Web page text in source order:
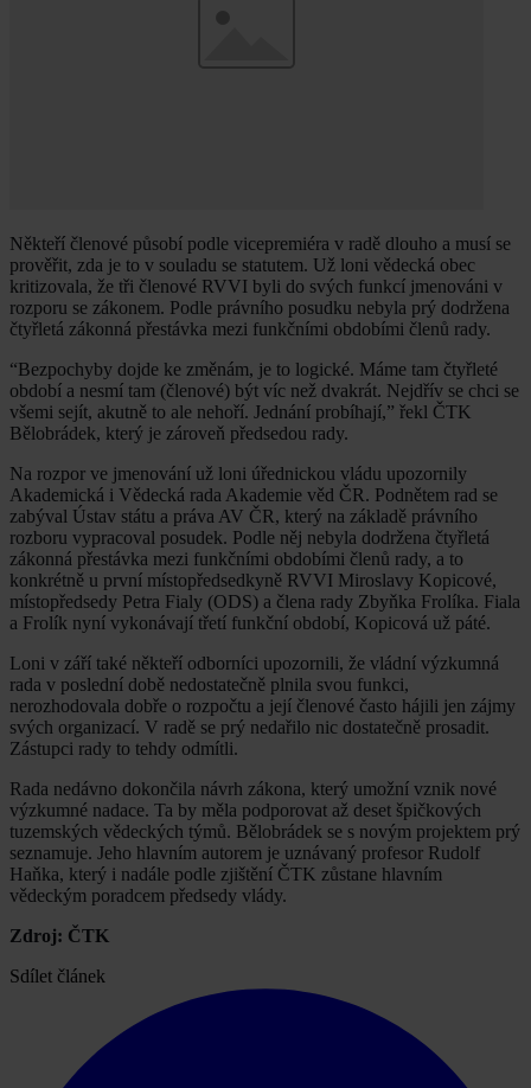
Někteří členové působí podle vicepremiéra v radě dlouho a musí se
prověřit, zda je to v souladu se statutem. Už loni vědecká obec
kritizovala, že tři členové RVVI byli do svých funkcí jmenováni v
rozporu se zákonem. Podle právního posudku nebyla prý dodržena
čtyřletá zákonná přestávka mezi funkčními obdobími členů rady.
“Bezpochyby dojde ke změnám, je to logické. Máme tam čtyřleté
období a nesmí tam (členové) být víc než dvakrát. Nejdřív se chci se
všemi sejít, akutně to ale nehoří. Jednání probíhají,” řekl ČTK
Bělobrádek, který je zároveň předsedou rady.
Na rozpor ve jmenování už loni úřednickou vládu upozornily
Akademická i Vědecká rada Akademie věd ČR. Podnětem rad se
zabýval Ústav státu a práva AV ČR, který na základě právního
rozboru vypracoval posudek. Podle něj nebyla dodržena čtyřletá
zákonná přestávka mezi funkčními obdobími členů rady, a to
konkrétně u první místopředsedkyně RVVI Miroslavy Kopicové,
místopředsedy Petra Fialy (ODS) a člena rady Zbyňka Frolíka. Fiala
a Frolík nyní vykonávají třetí funkční období, Kopicová už páté.
Loni v září také někteří odborníci upozornili, že vládní výzkumná
rada v poslední době nedostatečně plnila svou funkci,
nerozhodovala dobře o rozpočtu a její členové často hájili jen zájmy
svých organizací. V radě se prý nedařilo nic dostatečně prosadit.
Zástupci rady to tehdy odmítli.
Rada nedávno dokončila návrh zákona, který umožní vznik nové
výzkumné nadace. Ta by měla podporovat až deset špičkových
tuzemských vědeckých týmů. Bělobrádek se s novým projektem prý
seznamuje. Jeho hlavním autorem je uznávaný profesor Rudolf
Haňka, který i nadále podle zjištění ČTK zůstane hlavním
vědeckým poradcem předsedy vlády.
Zdroj: ČTK
Sdílet článek